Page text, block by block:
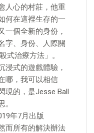
人心的村莊，他重
何在這裡生存的一
一個全新的身份，
字、身份、人際關
式治療方法」。
浸式的遊戲體驗，
哪，我可以相信
現的，是Jesse Ball
年7月出版
而所有的解決辦法